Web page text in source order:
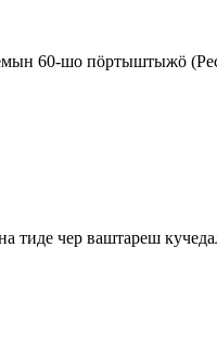
60-шо пӧртыштыжӧ
тиде чер ваштареш